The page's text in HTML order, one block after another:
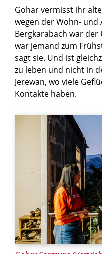
Gohar vermisst ihr
wegen der Wohn- und
Bergkarabach war
war jemand zum
sagt sie. Und ist
zu leben und nicht in
Jerewan, wo viele
Kontakte haben.